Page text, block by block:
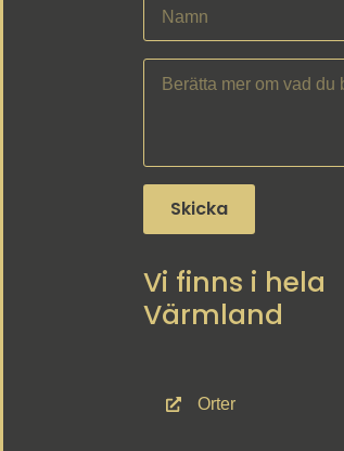
Skicka
Vi finns i hela
Värmland
Orter